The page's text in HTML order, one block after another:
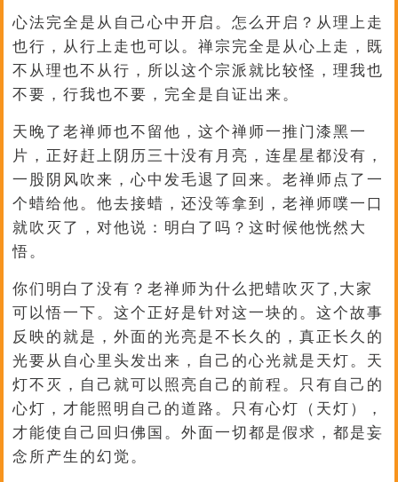
心法完全是从自己心中开启。怎么开启？从理上走
也行，从行上走也可以。禅宗完全是从心上走，既
不从理也不从行，所以这个宗派就比较怪，理我也
不要，行我也不要，完全是自证出来。
天晚了老禅师也不留他，这个禅师一推门漆黑一
片，正好赶上阴历三十没有月亮，连星星都没有，
一股阴风吹来，心中发毛退了回来。老禅师点了一
个蜡给他。他去接蜡，还没等拿到，老禅师噗一口
就吹灭了，对他说：明白了吗？这时候他恍然大
悟。
你们明白了没有？老禅师为什么把蜡吹灭了,大家
可以悟一下。这个正好是针对这一块的。这个故事
反映的就是，外面的光亮是不长久的，真正长久的
光要从自心里头发出来，自己的心光就是天灯。天
灯不灭，自己就可以照亮自己的前程。只有自己的
心灯，才能照明自己的道路。只有心灯（天灯），
才能使自己回归佛国。外面一切都是假求，都是妄
念所产生的幻觉。